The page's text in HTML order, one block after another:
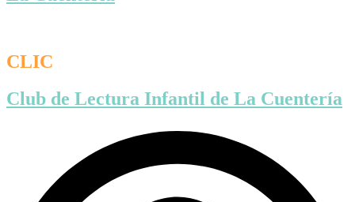
CLIC
Club de Lectura Infantil de La Cuentería